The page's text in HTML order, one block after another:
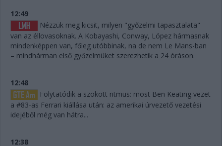
12:49
Nézzük meg kicsit, milyen "győzelmi tapasztalata"
van az éllovasoknak. A Kobayashi, Conway, López hármasnak
mindenképpen van, főleg utóbbinak, na de nem Le Mans-ban
– mindhárman első győzelmüket szerezhetik a 24 óráson.
12:48
Folytatódik a szokott ritmus: most Ben Keating vezet
a #83-as Ferrari kiállása után: az amerikai úrvezető vezetési
idejéből még van hátra...
12:38